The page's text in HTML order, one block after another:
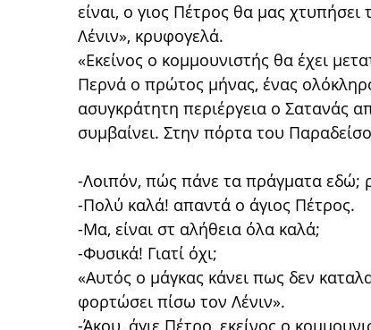
είναι, ο γιος Πέτρος θα μας
Λένιν», κρυφογελά.
«Εκείνος ο κομμουνιστής θα έχει
Περνά ο πρώτος μήνας, ένας
ασυγκράτητη περιέργεια ο Σατανάς
συμβαίνει. Στην πόρτα του
-Λοιπόν, πώς πάνε τα πράγματα εδώ;
-Πολύ καλά! απαντά ο άγιος Πέτρος.
-Μα, είναι στ αλήθεια όλα καλά;
-Φυσικά! Γιατί όχι;
«Αυτός ο μάγκας κάνει πως δεν
φορτώσει πίσω τον Λένιν».
-Άκου, άγιε Πέτρο, εκείνος ο